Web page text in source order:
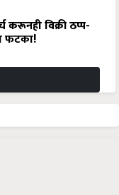
विक्री ठप्प-
फटका!